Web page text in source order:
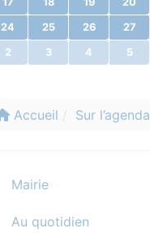
24 25 26 27
2 3 4 5
Accueil Sur l’agenda
Mairie
Au quotidien